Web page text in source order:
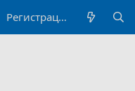
Регистрация